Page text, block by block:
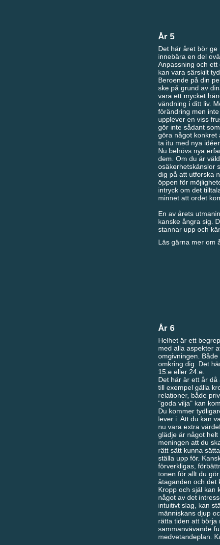
År 5
Det här året bör ge
innebära en del
Anpassning och
kan vara särskilt
Beroende på din
ske på grund av
vara ett mycket
vändning i ditt liv.
förändring men
upplever en viss
gör inte sådant
göra något konkret
ta itu med nya
Nu behövs nya
dem. Om du är
osäkerhetskänslor
dig på att utforska
öppen för
intryck om det
minnet att ordet
En av årets
kanske ångra sig.
stannar upp och
Läs gärna mer om
År 6
Helhet är ett
med alla aspekter
omgivningen.
omkring dig. Det
15:e eller 24:e.
Det här är ett år
till exempel gälla
relationer, både
"goda vilja" kan
Du kommer
lever i. Att du kan
nu vara extra
glädje är något
meningen att du
rätt sätt kunna
ställa upp för.
förverkligas,
tonen för allt du
åtaganden och det
Kropp och själ kan
något av det
intuitivt slag, kan
människans djup
rätta tiden att börja
sammanvävande
medvetandeplan.